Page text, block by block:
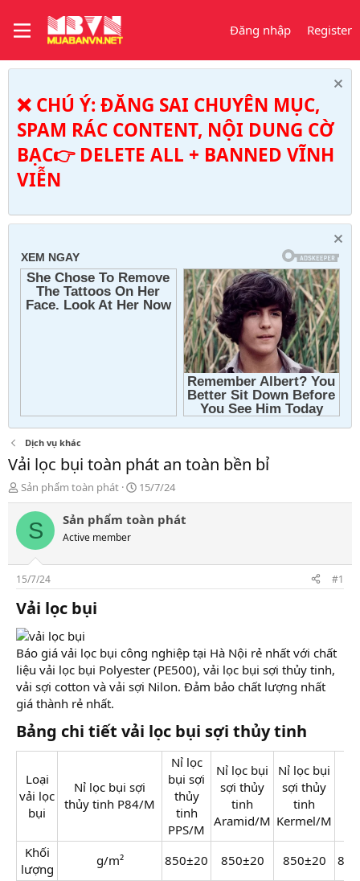
Đăng nhập Register
❌ CHÚ Ý: ĐĂNG SAI CHUYÊN MỤC,
SPAM RÁC CONTENT, NỘI DUNG CỜ
BẠC👉 DELETE ALL + BANNED VĨNH
VIỄN
Dịch vụ khác
Vải lọc bụi toàn phát an toàn bền bỉ
T
h
r
a
s
t
a
r
t
e
r
Sản phẩm toàn phát
N
g
à
15/7/24
S Sản phẩm toàn phát
Active member
15/7/24 #1
Vải lọc bụi​
Báo giá vải lọc bụi công nghiệp tại Hà Nội rẻ nhất với chất
liệu vải lọc bụi Polyester (PE500), vải lọc bụi sợi thủy tinh,
vải sợi cotton và vải sợi Nilon. Đảm bảo chất lượng nhất
giá thành rẻ nhất.
Bảng chi tiết vải lọc bụi sợi thủy tinh​
Loại
vải lọc
bụi
Nỉ lọc bụi sợi
thủy tinh P84/M
Nỉ lọc
bụi sợi
thủy
tinh
PPS/M
Nỉ lọc bụi
sợi thủy
tinh
Aramid/M
Nỉ lọc bụi
sợi thủy
tinh
Kermel/M
Khối
lượng
g/m² 850±20 850±20 850±20